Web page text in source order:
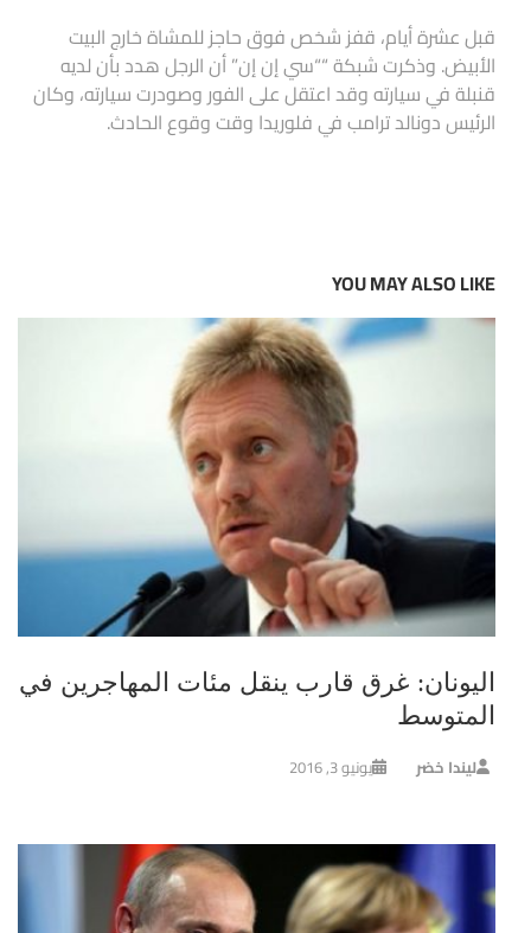
قبل عشرة أيام، قفز شخص فوق حاجز للمشاة خارج البيت
الأبيض. وذكرت شبكة ““سي إن إن” أن الرجل هدد بأن لديه
قنبلة في سيارته وقد اعتقل على الفور وصودرت سيارته، وكان
الرئيس دونالد ترامب في فلوريدا وقت وقوع الحادث.
YOU MAY ALSO LIKE
اليونان: غرق قارب ينقل مئات المهاجرين في
المتوسط
ليندا خضر يونيو 3, 2016